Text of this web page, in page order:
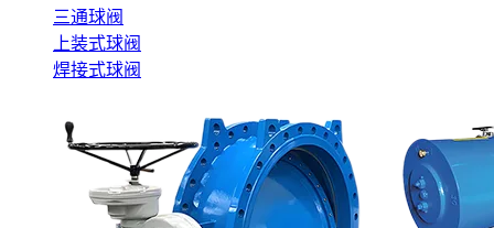
三通球阀
上装式球阀
焊接式球阀